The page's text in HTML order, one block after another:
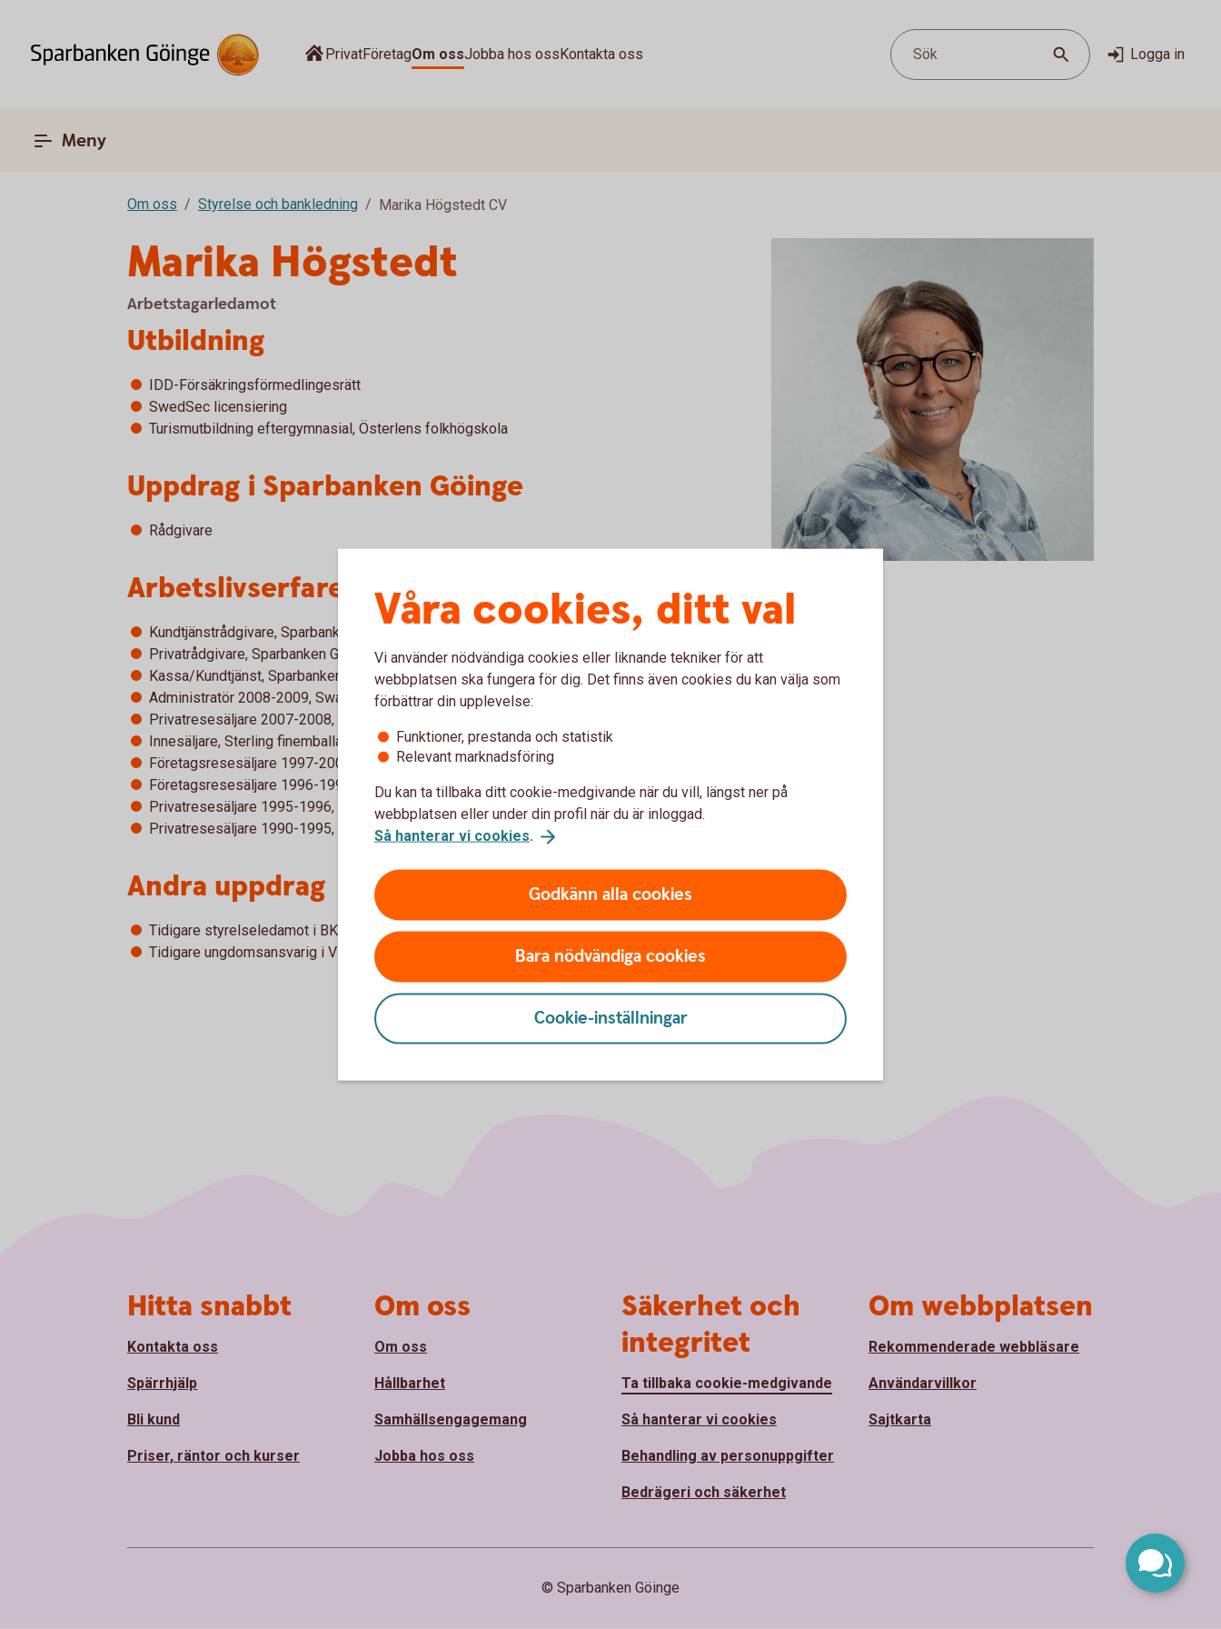
PrivatFöretagOm ossJobba hos ossKontakta oss Sök Logga in
Meny
Om oss Styrelse och bankledning Marika Högstedt CV
Marika Högstedt
Arbetstagarledamot
Utbildning
IDD-Försäkringsförmedlingesrätt
SwedSec licensiering
Turismutbildning eftergymnasial, Österlens folkhögskola
Uppdrag i Sparbanken Göinge
Rådgivare
Arbetslivserfarenhet
Kundtjänstrådgivare, Sparbanken Göinge 2023-
Privatrådgivare, Sparbanken Göinge 2014-2023
Kassa/Kundtjänst, Sparbanken Göinge 2010-2014
Administratör 2008-2009, Swansons i Osby
Privatresesäljare 2007-2008, Ticket resebyrå
Innesäljare, Sterling finemballage 2005-2006
Företagsresesäljare 1997-2000. Resespecialisterna i Kristianstad
Företagsresesäljare 1996-1997, Norra Skåne Resebyrå
Privatresesäljare 1995-1996, Norra Skåne Resebyrå
Privatresesäljare 1990-1995, Opalresor i Hässleholm
Andra uppdrag
Tidigare styrelseledamot i BK Bjärne och BK Cefyra
Tidigare ungdomsansvarig i Vinslövs IF
Våra cookies, ditt val
Vi använder nödvändiga cookies eller liknande tekniker för att
webbplatsen ska fungera för dig. Det finns även cookies du kan välja som
förbättrar din upplevelse:
Funktioner, prestanda och statistik
Relevant marknadsföring
Du kan ta tillbaka ditt cookie-medgivande när du vill, längst ner på
webbplatsen eller under din profil när du är inloggad.
Så hanterar vi cookies.
Godkänn alla cookies
Bara nödvändiga cookies
Cookie-inställningar
Hitta snabbt
Kontakta oss
Spärrhjälp
Bli kund
Priser, räntor och kurser
Om oss
Om oss
Hållbarhet
Samhällsengagemang
Jobba hos oss
Säkerhet och
integritet
Ta tillbaka cookie-medgivande
Så hanterar vi cookies
Behandling av personuppgifter
Bedrägeri och säkerhet
Om webbplatsen
Rekommenderade webbläsare
Användarvillkor
Sajtkarta
© Sparbanken Göinge